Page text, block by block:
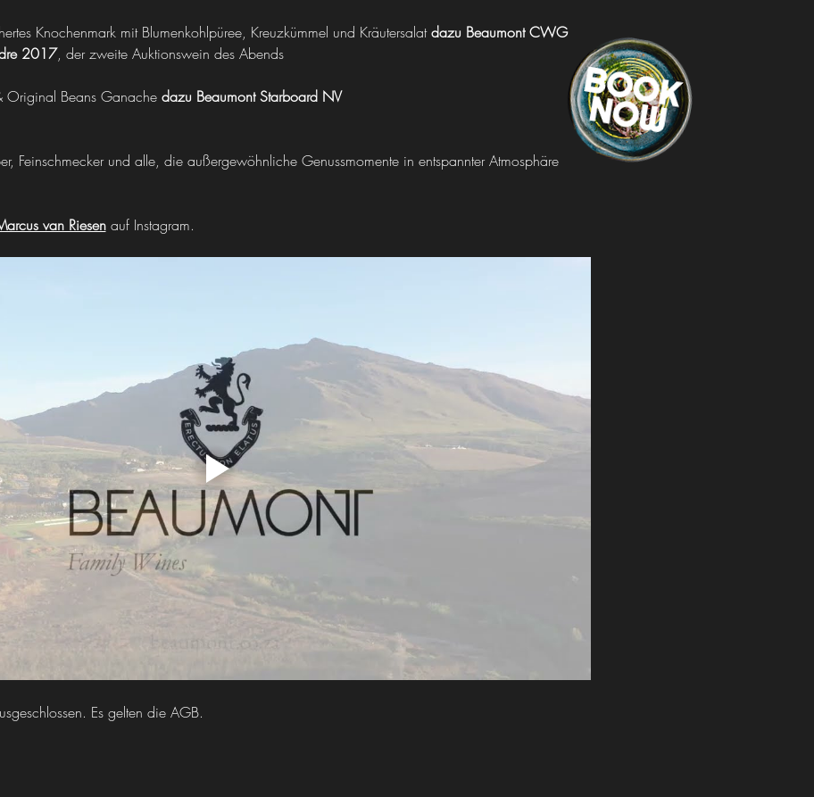
Knochenmark mit Blumenkohlpüree, Kreuzkümmel und Kräutersalat dazu Beaumont CWG
2017, der zweite Auktionswein des Abends
Original Beans Ganache dazu Beaumont Starboard NV
Feinschmecker und alle, die außergewöhnliche Genussmomente in entspannter Atmosphäre
van Riesen auf Instagram.
Es gelten die AGB.